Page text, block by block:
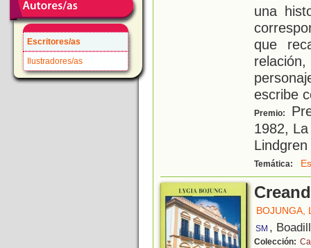
Escritores/as
Ilustradores/as
una
que
escribe
Premio:
1982,
Temática:
BOJUNGA,
SM ,
Colección: